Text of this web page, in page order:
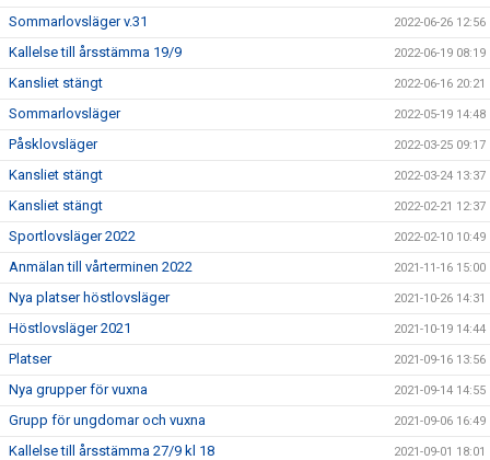
Sommarlovsläger v.31 2022-06-26 12:56
Kallelse till årsstämma 19/9 2022-06-19 08:19
Kansliet stängt 2022-06-16 20:21
Sommarlovsläger 2022-05-19 14:48
Påsklovsläger 2022-03-25 09:17
Kansliet stängt 2022-03-24 13:37
Kansliet stängt 2022-02-21 12:37
Sportlovsläger 2022 2022-02-10 10:49
Anmälan till vårterminen 2022 2021-11-16 15:00
Nya platser höstlovsläger 2021-10-26 14:31
Höstlovsläger 2021 2021-10-19 14:44
Platser 2021-09-16 13:56
Nya grupper för vuxna 2021-09-14 14:55
Grupp för ungdomar och vuxna 2021-09-06 16:49
Kallelse till årsstämma 27/9 kl 18 2021-09-01 18:01